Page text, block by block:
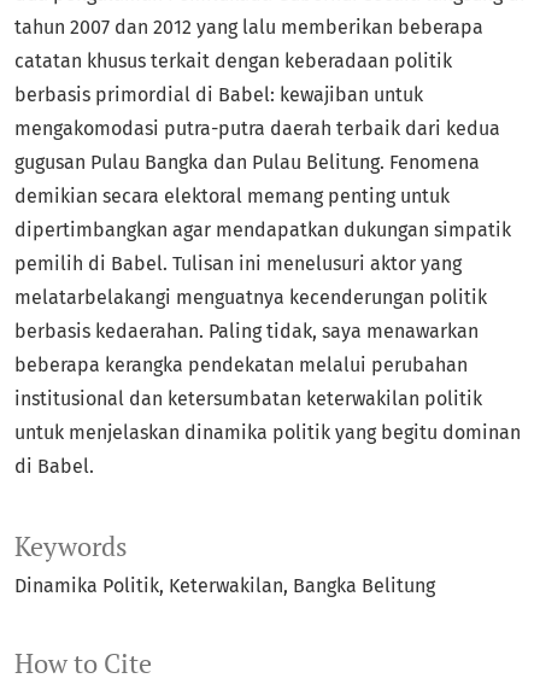
Keywords
Dinamika Politik Keterwakilan Bangka Belitung
How to Cite
tahun 2007 dan 2012 yang lalu memberikan beberapa
catatan khusus terkait dengan keberadaan politik
berbasis primordial di Babel: kewajiban untuk
mengakomodasi putra-putra daerah terbaik dari kedua
gugusan Pulau Bangka dan Pulau Belitung. Fenomena
demikian secara elektoral memang penting untuk
dipertimbangkan agar mendapatkan dukungan simpatik
pemilih di Babel. Tulisan ini menelusuri aktor yang
melatarbelakangi menguatnya kecenderungan politik
berbasis kedaerahan. Paling tidak, saya menawarkan
beberapa kerangka pendekatan melalui perubahan
institusional dan ketersumbatan keterwakilan politik
untuk menjelaskan dinamika politik yang begitu dominan
di Babel.